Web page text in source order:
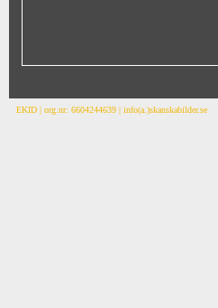
EKID | org.nr: 6604244639 | info(a.)skanskabilder.se